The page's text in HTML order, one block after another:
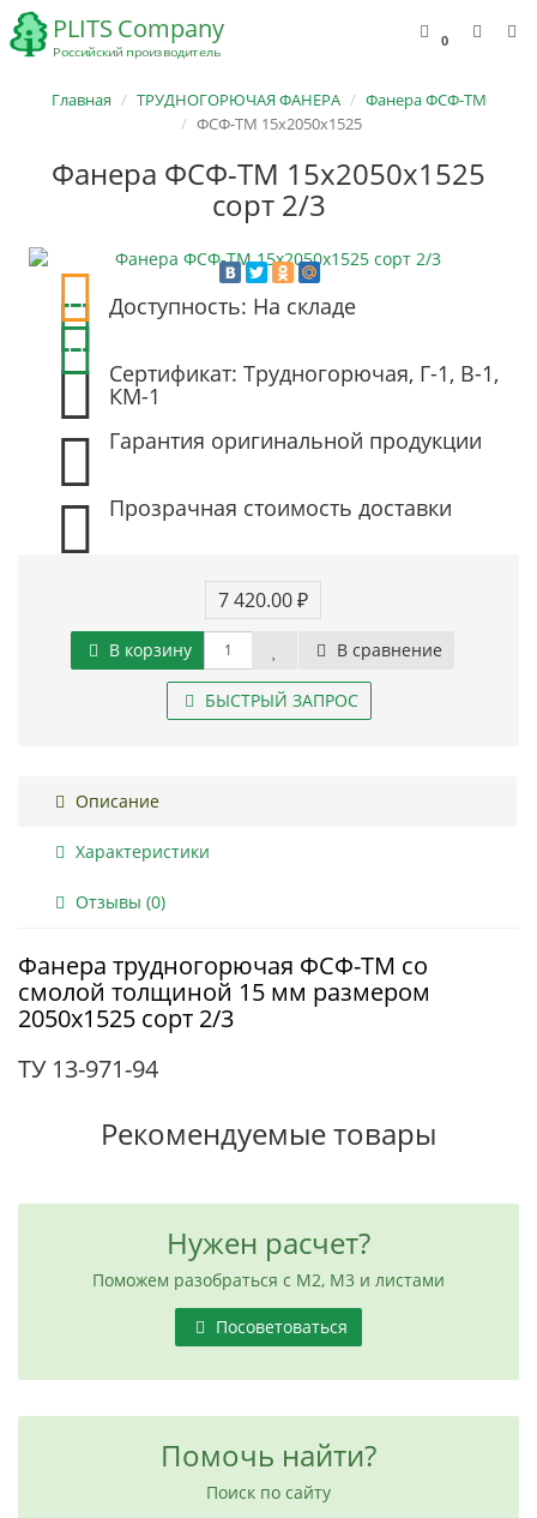
0
Главная ТРУДНОГОРЮЧАЯ ФАНЕРА
Фанера ФСФ-ТМ
ФСФ-ТМ 15х2050х1525
Фанера ФСФ-ТМ 15х2050х1525
сорт 2/3
Доступность: На складе
Сертификат: Трудногорючая, Г-1, В-1,
КМ-1
Гарантия оригинальной продукции
Прозрачная стоимость доставки
7 420.00 ₽
В корзину В сравнение
БЫСТРЫЙ ЗАПРОС
Описание
Характеристики
Отзывы (0)
Фанера трудногорючая ФСФ-ТМ со
смолой толщиной 15 мм размером
2050х1525 сорт 2/3
ТУ 13-971-94
Рекомендуемые товары
Нужен расчет?
Поможем разобраться с М2, М3 и листами
Посоветоваться
Помочь найти?
Поиск по сайту